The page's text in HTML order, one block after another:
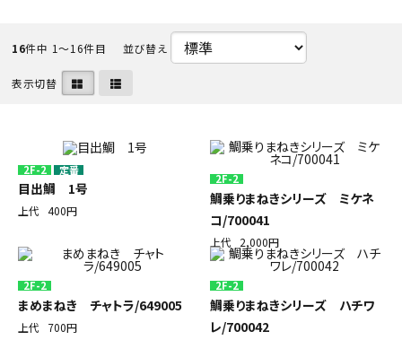
ご利用ガイド
プライバシーポリシー
特定商取引法について
お問い合わせ
16件中 1〜16件目 並び替え
表示切替
2F-2 定番
目出鯛 1号
上代 400円
2F-2
鯛乗りまねきシリーズ ミケネ
コ/700041
上代 2,000円
2F-2
まめまねき チャトラ/649005
上代 700円
2F-2
鯛乗りまねきシリーズ ハチワ
レ/700042